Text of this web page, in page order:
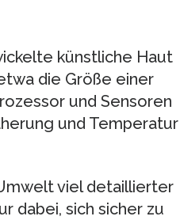
künstliche Haut
die Größe einer
und Sensoren
und Temperatur
viel detaillierter
dabei, sich sicher zu